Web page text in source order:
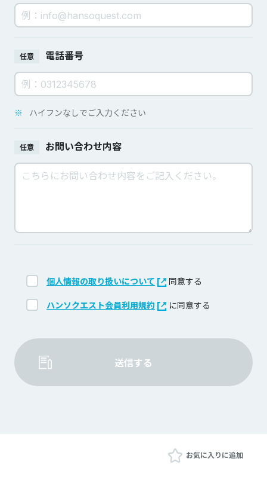
任意 電話番号
※ ハイフンなしでご入力ください
任意 お問い合わせ内容
個人情報の取り扱いについて 同意する
ハンソクエスト会員利用規約 に同意する
送信する
お気に入りに追加